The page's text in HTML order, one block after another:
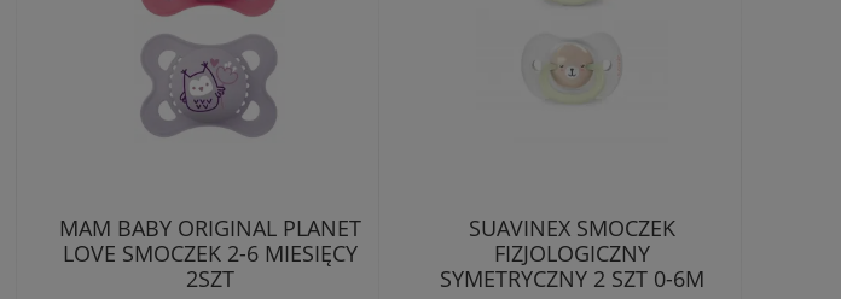
MAM BABY ORIGINAL PLANET
LOVE SMOCZEK 2-6 MIESIĘCY
2SZT
SUAVINEX SMOCZEK
FIZJOLOGICZNY
SYMETRYCZNY 2 SZT 0-6M